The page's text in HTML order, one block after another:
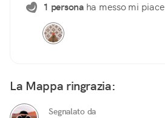
1 personaha messo mi piace
La Mappa ringrazia:
Segnalato da